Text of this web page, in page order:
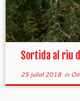
Sortida al riu
25 juliol 2018in